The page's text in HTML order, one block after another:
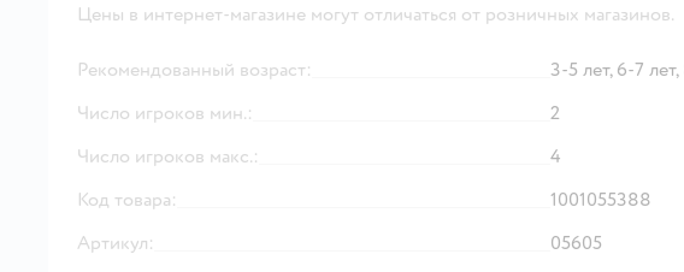
Цены в интернет-магазине могут отличаться от розничных магазинов.
Рекомендованный возраст: 3-5 лет, 6-7 лет,
Число игроков мин.:
2
Число игроков макс.:
4
Код товара:
1001055388
Артикул:
05605